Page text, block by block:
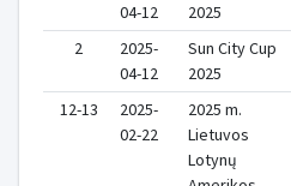
04-12
2025
2
2025-
04-12
Sun City Cup
2025
12-13
2025-
02-22
2025 m.
Lietuvos
Lotynų